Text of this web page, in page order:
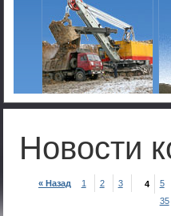
Новости
« Назад 1 2 3 4 5
35